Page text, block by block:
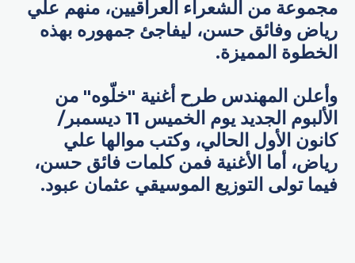
مجموعة من الشعراء العراقيين، منهم علي
رياض وفائق حسن، ليفاجئ جمهوره بهذه
الخطوة المميزة.
وأعلن المهندس طرح أغنية "خلّوه" من
الألبوم الجديد يوم الخميس 11 ديسمبر/
كانون الأول الحالي، وكتب موالها علي
رياض، أما الأغنية فمن كلمات فائق حسن،
فيما تولى التوزيع الموسيقي عثمان عبود.